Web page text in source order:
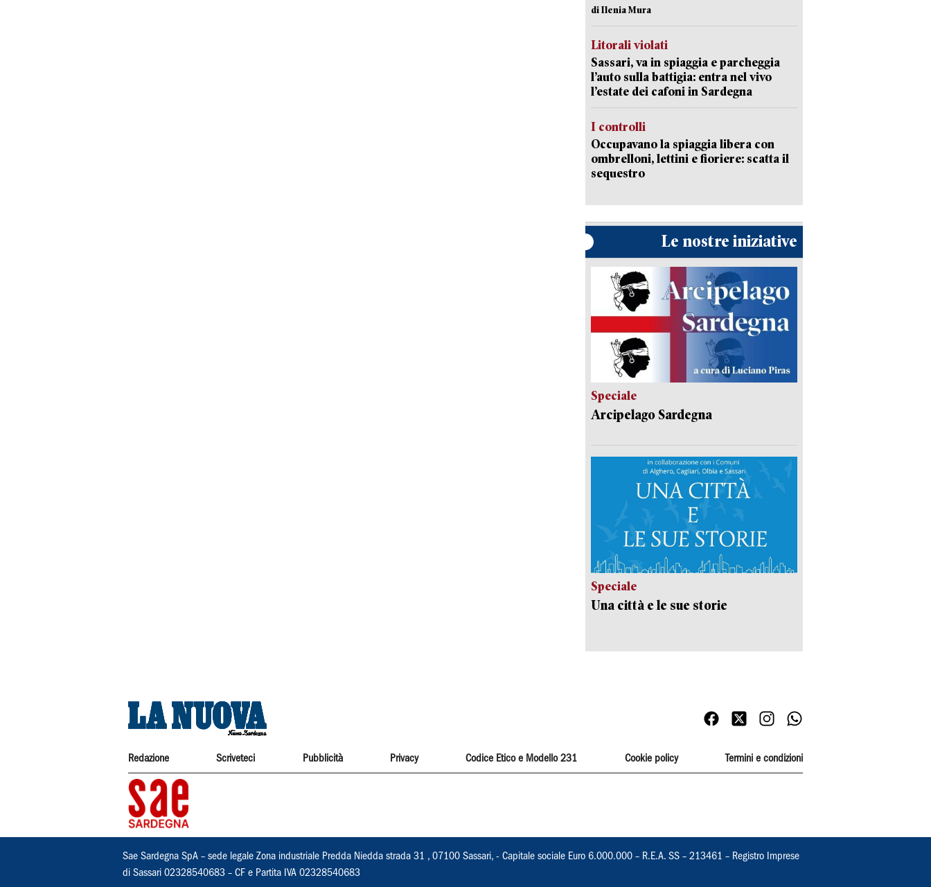
di Ilenia Mura
Litorali violati
Sassari, va in spiaggia e parcheggia
l’auto sulla battigia: entra nel vivo
l’estate dei cafoni in Sardegna
I controlli
Occupavano la spiaggia libera con
ombrelloni, lettini e fioriere: scatta il
sequestro
Le nostre iniziative
Speciale
Arcipelago Sardegna
Speciale
Una città e le sue storie
Redazione Scriveteci Pubblicità Privacy Codice Etico e Modello 231 Cookie policy Termini e condizioni
Sae Sardegna SpA – sede legale Zona industriale Predda Niedda strada 31 , 07100 Sassari, - Capitale sociale Euro 6.000.000 – R.E.A. SS – 213461 – Registro Imprese
di Sassari 02328540683 – CF e Partita IVA 02328540683